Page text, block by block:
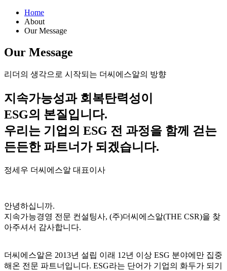
Home
About
Our Message
Our Message
리더의 생각으로 시작되는 더씨에스알의 방향
지속가능성과 회복탄력성이
ESG의 본질입니다.
우리는 기업의 ESG 전 과정을 함께 걷는
든든한 파트너가 되겠습니다.
정세우 더씨에스알 대표이사
안녕하십니까.
지속가능경영 전문 컨설팅사, (주)더씨에스알(THE CSR)을 찾
아주셔서 감사합니다.
더씨에스알은 2013년 설립 이래 12년 이상 ESG 분야에만 집중
해온 전문 파트너입니다. ESG라는 단어가 기업의 화두가 되기